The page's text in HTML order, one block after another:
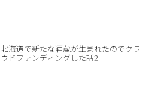
北海道で新たな酒蔵が生まれたのでクラ
ウドファンディングした話2